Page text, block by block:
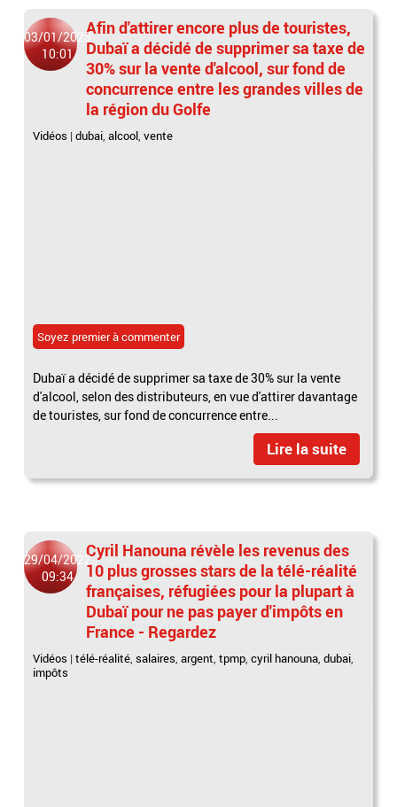
03/01/2023
10:01
Afin d'attirer encore plus de touristes,
Dubaï a décidé de supprimer sa taxe de
30% sur la vente d'alcool, sur fond de
concurrence entre les grandes villes de
la région du Golfe
Vidéos |dubai,alcool,vente
Soyez premier à commenter
Dubaï a décidé de supprimer sa taxe de 30% sur la vente
d'alcool, selon des distributeurs, en vue d'attirer davantage
de touristes, sur fond de concurrence entre...
Lire la suite
29/04/2022
09:34
Cyril Hanouna révèle les revenus des
10 plus grosses stars de la télé-réalité
françaises, réfugiées pour la plupart à
Dubaï pour ne pas payer d'impôts en
France - Regardez
Vidéos |télé-réalité,salaires,argent,tpmp,cyril hanouna,dubai,
impôts